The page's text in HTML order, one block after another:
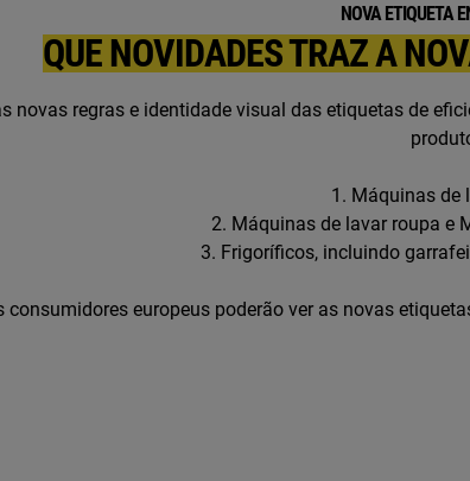
NOVA ETIQUETA
QUE NOVIDADES TRAZ A
novas regras e identidade visual das etiquetas de
1. Máquinas de
2. Máquinas de lavar roupa e
3. Frigoríficos, incluindo
consumidores europeus poderão ver as novas